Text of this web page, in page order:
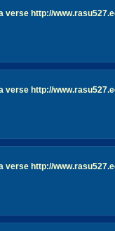
verse http://
verse http://
verse http://